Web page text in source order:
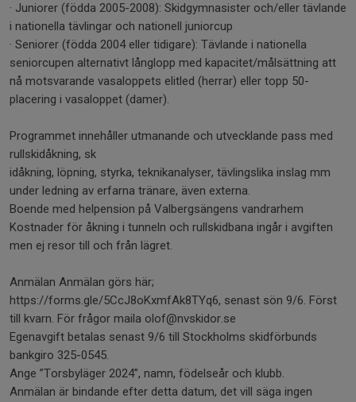
· Juniorer (födda 2005-2008): Skidgymnasister och/eller tävlande
i nationella tävlingar och nationell juniorcup
· Seniorer (födda 2004 eller tidigare): Tävlande i nationella
seniorcupen alternativt långlopp med kapacitet/målsättning att
nå motsvarande vasaloppets elitled (herrar) eller topp 50-
placering i vasaloppet (damer).
Programmet innehåller utmanande och utvecklande pass med
rullskidåkning, sk
idåkning, löpning, styrka, teknikanalyser, tävlingslika inslag mm
under ledning av erfarna tränare, även externa.
Boende med helpension på Valbergsängens vandrarhem
Kostnader för åkning i tunneln och rullskidbana ingår i avgiften
men ej resor till och från lägret.
Anmälan Anmälan görs här;
https://forms.gle/5CcJ8oKxmfAk8TYq6, senast sön 9/6. Först
till kvarn. För frågor maila olof@nvskidor.se
Egenavgift betalas senast 9/6 till Stockholms skidförbunds
bankgiro 325-0545.
Ange ”Torsbyläger 2024”, namn, födelseår och klubb.
Anmälan är bindande efter detta datum, det vill säga ingen